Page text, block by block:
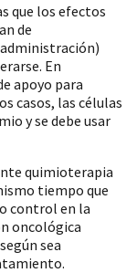
que los efectos
de
En
apoyo para
casos, las células
y se debe usar
quimioterapia
tiempo que
control en la
oncológica
sea